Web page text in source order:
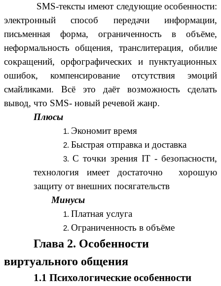
SMS-тексты имеют следующие особенности:
электронный способ передачи информации,
письменная форма, ограниченность в объёме,
неформальность общения, транслитерация, обилие
сокращений, орфографических и пунктуационных
ошибок, компенсирование отсутствия эмоций
смайликами. Всё это даёт возможность сделать
вывод, что SMS- новый речевой жанр.
Плюсы
Экономит время
Быстрая отправка и доставка
С точки зрения IT - безопасности,
технология имеет достаточно хорошую
защиту от внешних посягательств
Минусы
Платная услуга
Ограниченность в объёме
Глава 2. Особенности
виртуального общения
1.1 Психологические особенности